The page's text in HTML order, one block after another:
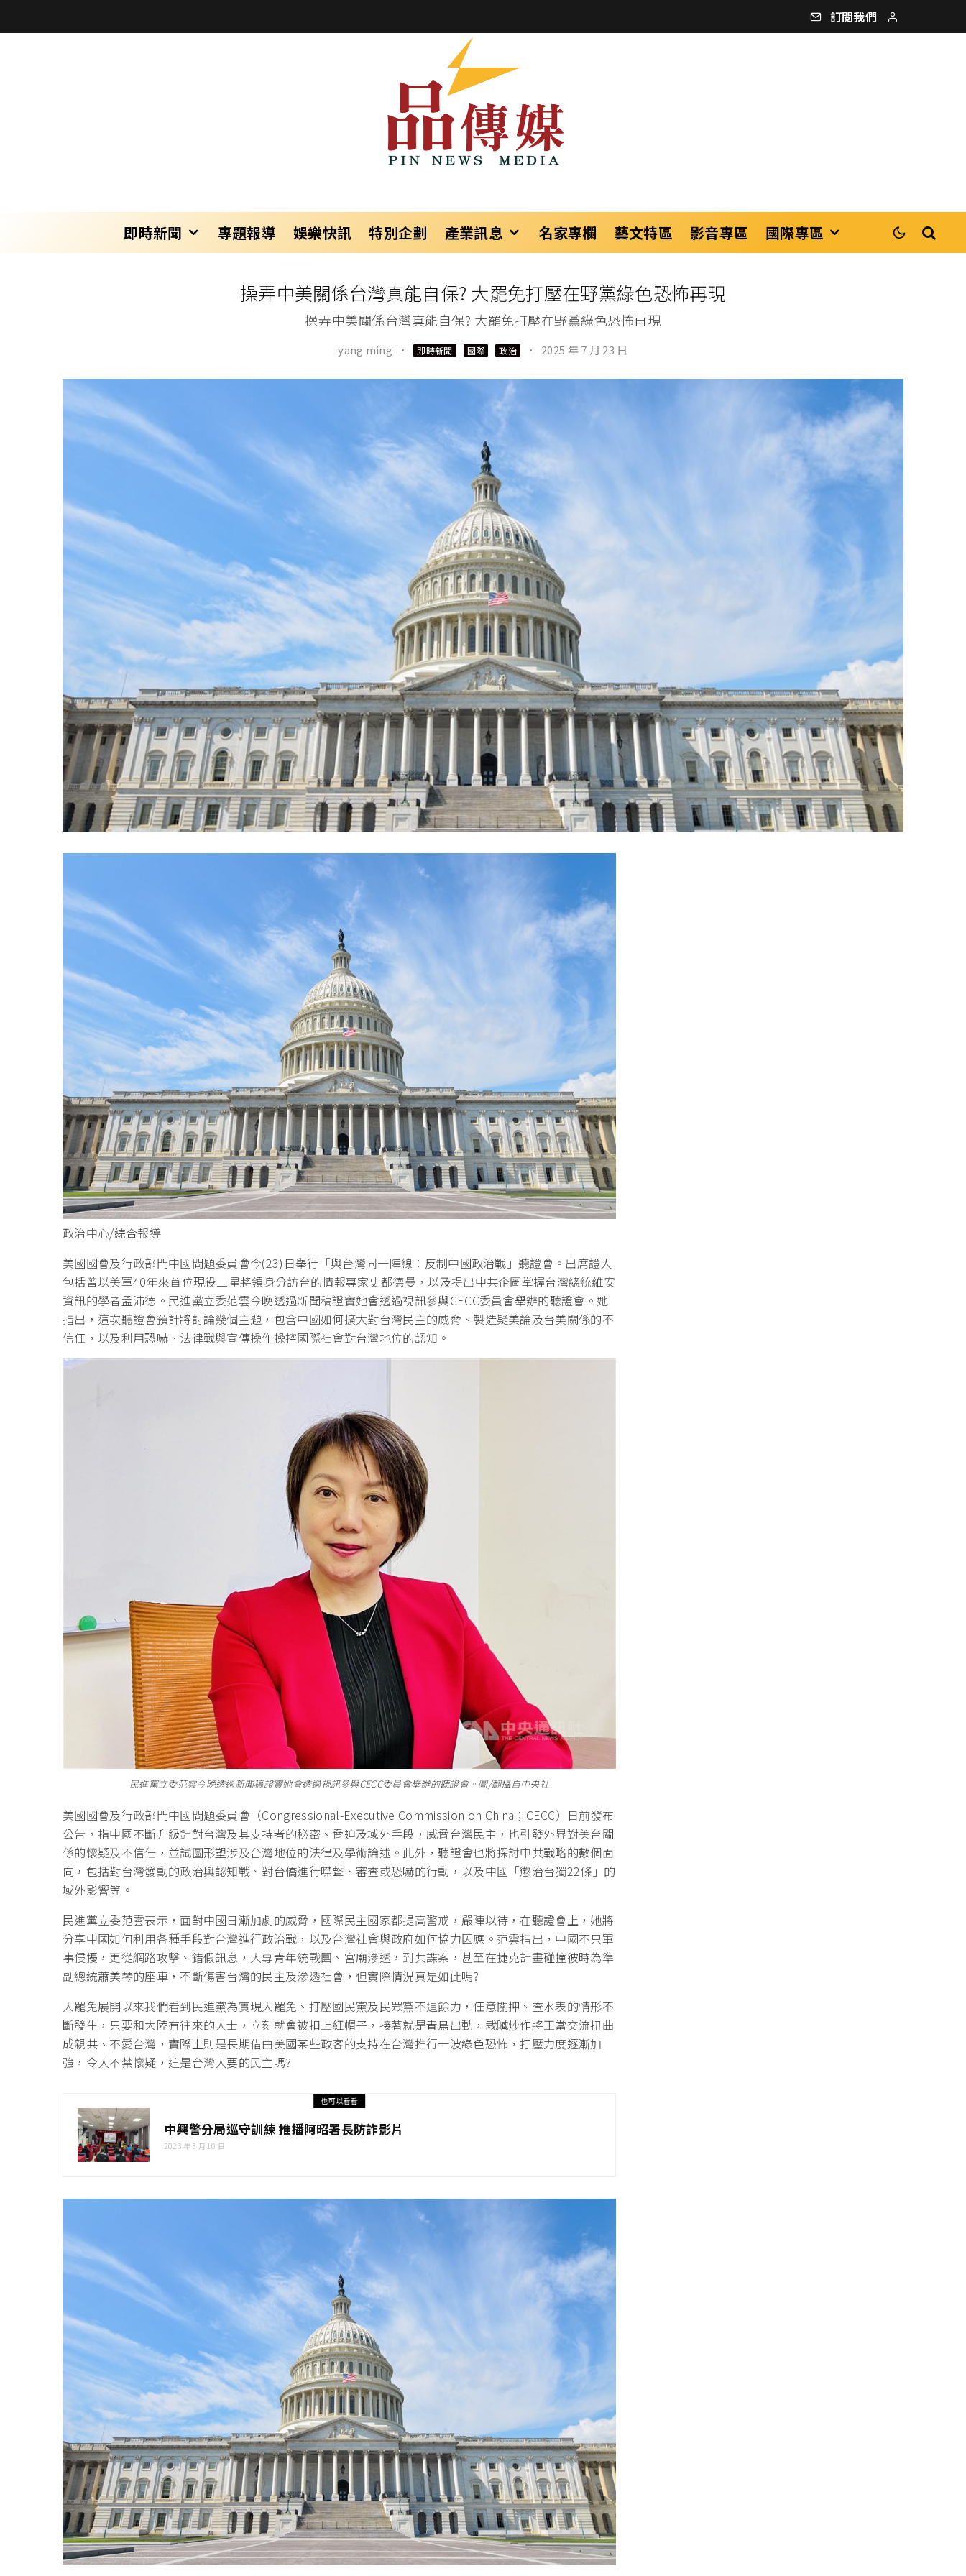
訂閱我們
即時新聞 專題報導 娛樂快訊 特別企劃 產業訊息 名家專欄 藝文特區 影音專區 國際專區
操弄中美關係台灣真能自保? 大罷免打壓在野黨綠色恐怖再現
操弄中美關係台灣真能自保? 大罷免打壓在野黨綠色恐怖再現
yang ming · 即時新聞 國際 政治 · 2025 年 7 月 23 日
政治中心/綜合報導
美國國會及行政部門中國問題委員會今(23)日舉行「與台灣同一陣線：反制中國政治戰」聽證會。出席證人
包括曾以美軍40年來首位現役二星將領身分訪台的情報專家史都德曼，以及提出中共企圖掌握台灣總統維安
資訊的學者孟沛德。民進黨立委范雲今晚透過新聞稿證實她會透過視訊參與CECC委員會舉辦的聽證會。她
指出，這次聽證會預計將討論幾個主題，包含中國如何擴大對台灣民主的威脅、製造疑美論及台美關係的不
信任，以及利用恐嚇、法律戰與宣傳操作操控國際社會對台灣地位的認知。
民進黨立委范雲今晚透過新聞稿證實她會透過視訊參與CECC委員會舉辦的聽證會。圖/翻攝自中央社
美國國會及行政部門中國問題委員會（Congressional-Executive Commission on China；CECC）日前發布
公告，指中國不斷升級針對台灣及其支持者的秘密、脅迫及域外手段，威脅台灣民主，也引發外界對美台關
係的懷疑及不信任，並試圖形塑涉及台灣地位的法律及學術論述。此外，聽證會也將探討中共戰略的數個面
向，包括對台灣發動的政治與認知戰、對台僑進行噤聲、審查或恐嚇的行動，以及中國「懲治台獨22條」的
域外影響等。
民進黨立委范雲表示，面對中國日漸加劇的威脅，國際民主國家都提高警戒，嚴陣以待，在聽證會上，她將
分享中國如何利用各種手段對台灣進行政治戰，以及台灣社會與政府如何協力因應。范雲指出，中國不只軍
事侵擾，更從網路攻擊、錯假訊息，大專青年統戰團、宮廟滲透，到共諜案，甚至在捷克計畫碰撞彼時為準
副總統蕭美琴的座車，不斷傷害台灣的民主及滲透社會，但實際情況真是如此嗎?
大罷免展開以來我們看到民進黨為實現大罷免、打壓國民黨及民眾黨不遺餘力，任意關押、查水表的情形不
斷發生，只要和大陸有往來的人士，立刻就會被扣上紅帽子，接著就是青鳥出動，栽贓炒作將正當交流扭曲
成親共、不愛台灣，實際上則是長期借由美國某些政客的支持在台灣推行一波綠色恐怖，打壓力度逐漸加
強，令人不禁懷疑，這是台灣人要的民主嗎?
也可以看看
中興警分局巡守訓練 推播阿昭署長防詐影片
2023 年 3 月 10 日